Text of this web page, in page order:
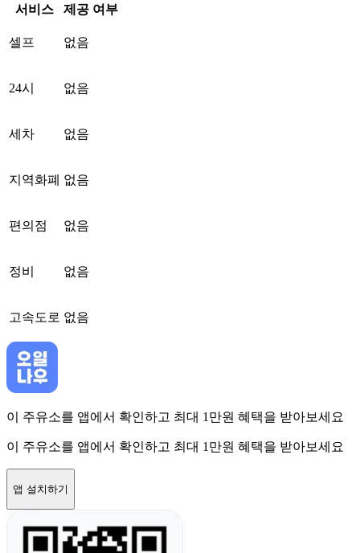
서비스 제공 여부
셀프 없음
24시 없음
세차 없음
지역화폐 없음
편의점 없음
정비 없음
고속도로 없음
이 주유소를 앱에서 확인하고 최대 1만원 혜택을 받아보세요
이 주유소를 앱에서 확인하고 최대 1만원 혜택을 받아보세요
앱 설치하기